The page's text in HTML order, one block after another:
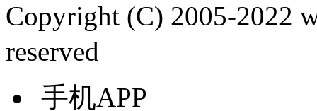
Copyright (C) 2005-2022
reserved
手机APP